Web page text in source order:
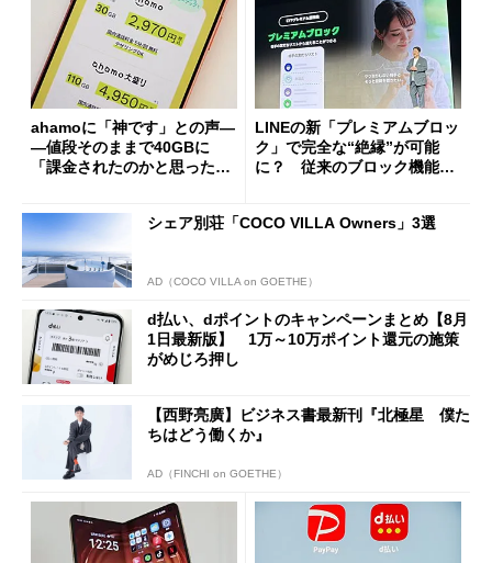
ahamoに「神です」との声―
―値段そのままで40GBに
「課金されたのかと思った」
LINEの新「プレミアムブロッ
ク」で完全な“絶縁”が可能
に？ 従来のブロック機能と
シェア別荘「COCO VILLA Owners」3選
AD（COCO VILLA on GOETHE）
d払い、dポイントのキャンペーンまとめ【8月
1日最新版】 1万～10万ポイント還元の施策
がめじろ押し
【西野亮廣】ビジネス書最新刊『北極星 僕た
ちはどう働くか』
AD（FINCHI on GOETHE）